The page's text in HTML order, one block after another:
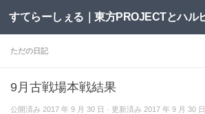
コンテンツへスキップ
ただの日記
9月古戦場本戦結果
公開済み 2017 年 9 月 30 日 · 更新済み 2017 年 9 月 30 日